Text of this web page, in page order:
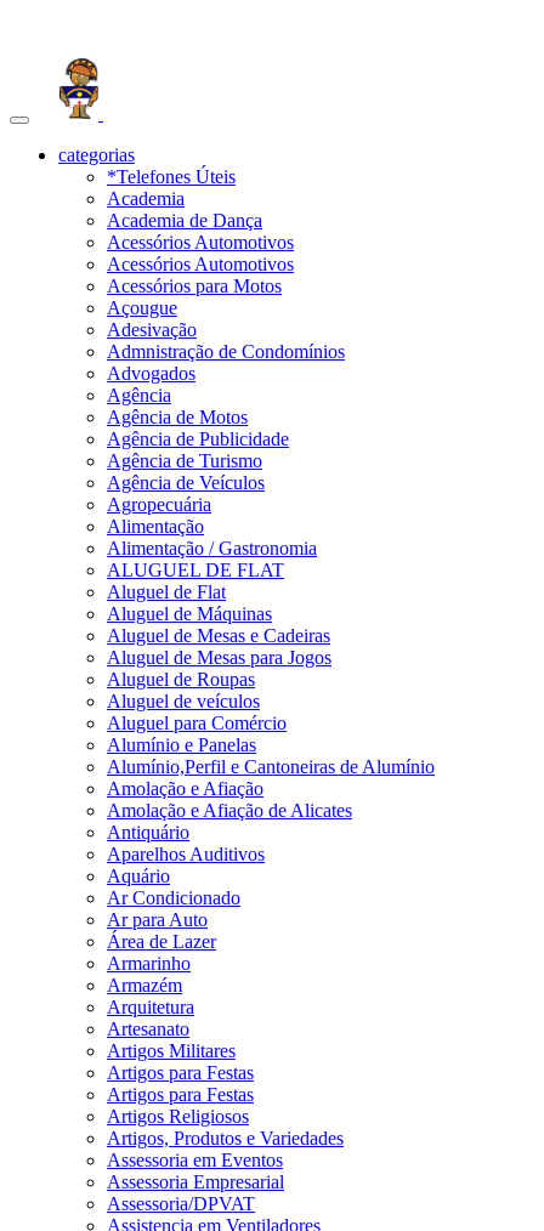
Toggle
navigationcategorias
*Telefones Úteis
Academia
Academia de Dança
Acessórios Automotivos
Acessórios Automotivos
Acessórios para Motos
Açougue
Adesivação
Admnistração de Condomínios
Advogados
Agência
Agência de Motos
Agência de Publicidade
Agência de Turismo
Agência de Veículos
Agropecuária
Alimentação
Alimentação / Gastronomia
ALUGUEL DE FLAT
Aluguel de Flat
Aluguel de Máquinas
Aluguel de Mesas e Cadeiras
Aluguel de Mesas para Jogos
Aluguel de Roupas
Aluguel de veículos
Aluguel para Comércio
Alumínio e Panelas
Alumínio,Perfil e Cantoneiras de Alumínio
Amolação e Afiação
Amolação e Afiação de Alicates
Antiquário
Aparelhos Auditivos
Aquário
Ar Condicionado
Ar para Auto
Área de Lazer
Armarinho
Armazém
Arquitetura
Artesanato
Artigos Militares
Artigos para Festas
Artigos para Festas
Artigos Religiosos
Artigos, Produtos e Variedades
Assessoria em Eventos
Assessoria Empresarial
Assessoria/DPVAT
Assistencia em Ventiladores